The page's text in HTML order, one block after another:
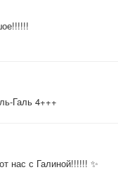
Галь 4+++
нас с Галиной!!!!!! ✨